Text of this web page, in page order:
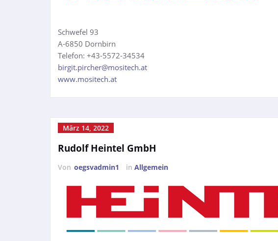
Schwefel 93
A-6850 Dornbirn
Telefon: +43-5572-34534
birgit.pircher@mositech.at
www.mositech.at
März 14, 2022
Rudolf Heintel GmbH
Von oegsvadmin1 in Allgemein